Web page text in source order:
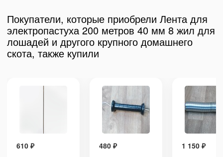
Покупатели, которые приобрели Лента для
электропастуха 200 метров 40 мм 8 жил для
лошадей и другого крупного домашнего
скота, также купили
610 ₽
480 ₽
1 150 ₽